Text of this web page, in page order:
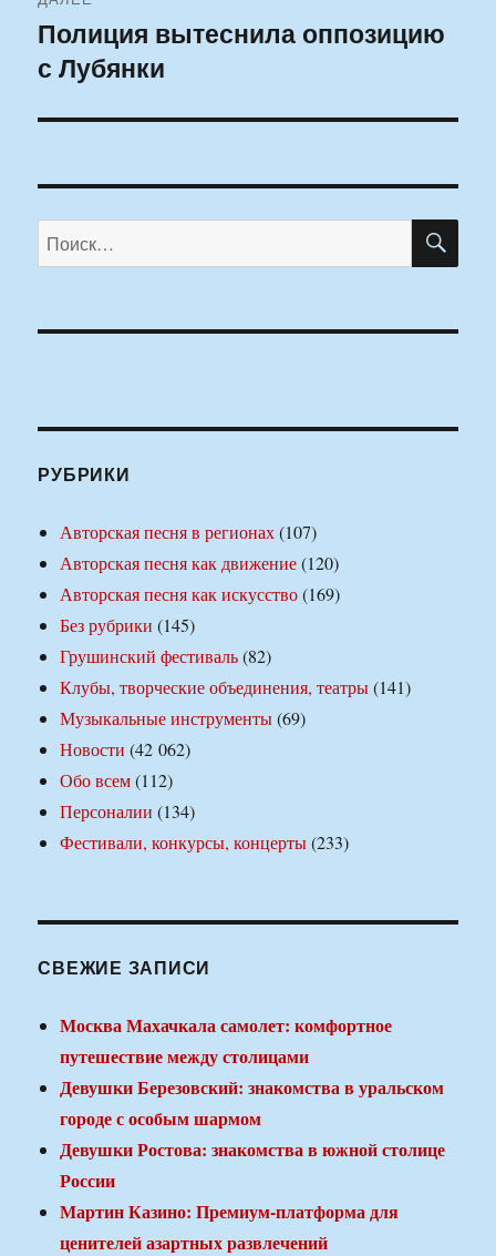
Следующая
запись:
Полиция вытеснила оппозицию
с Лубянки
Искать:
РУБРИКИ
Авторская песня в регионах(107)
Авторская песня как движение(120)
Авторская песня как искусство(169)
Без рубрики (145)
Грушинский фестиваль(82)
Клубы, творческие объединения, театры(141)
Музыкальные инструменты(69)
Новости (42 062)
Обо всем(112)
Персоналии (134)
Фестивали, конкурсы, концерты(233)
СВЕЖИЕ ЗАПИСИ
Москва Махачкала самолет: комфортное
путешествие между столицами
Девушки Березовский: знакомства в уральском
городе с особым шармом
Девушки Ростова: знакомства в южной столице
России
Мартин Казино: Премиум-платформа для
ценителей азартных развлечений